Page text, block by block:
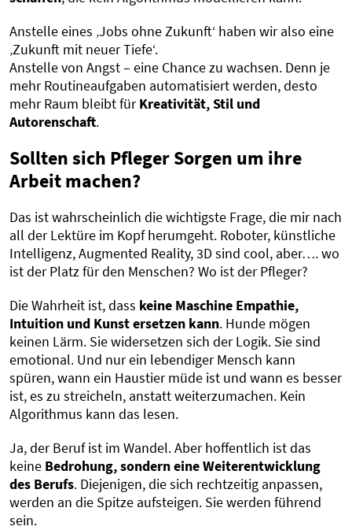
Anstelle eines ‚Jobs ohne Zukunft‘ haben wir also eine
‚Zukunft mit neuer Tiefe‘.
Anstelle von Angst – eine Chance zu wachsen. Denn je
mehr Routineaufgaben automatisiert werden, desto
mehr Raum bleibt fürKreativität, Stil und
Autorenschaft.
Sollten sich Pfleger Sorgen um ihre
Arbeit machen?
Das ist wahrscheinlich die wichtigste Frage, die mir nach
all der Lektüre im Kopf herumgeht. Roboter, künstliche
Intelligenz, Augmented Reality, 3D sind cool, aber…. wo
ist der Platz für den Menschen? Wo ist der Pfleger?
Die Wahrheit ist, dass keine Maschine Empathie,
Intuition und Kunst ersetzen kann. Hunde mögen
keinen Lärm. Sie widersetzen sich der Logik. Sie sind
emotional. Und nur ein lebendiger Mensch kann
spüren, wann ein Haustier müde ist und wann es besser
ist, es zu streicheln, anstatt weiterzumachen. Kein
Algorithmus kann das lesen.
Ja, der Beruf ist im Wandel. Aber hoffentlich ist das
keine Bedrohung, sondern eine Weiterentwicklung
des Berufs. Diejenigen, die sich rechtzeitig anpassen,
werden an die Spitze aufsteigen. Sie werden führend
sein.